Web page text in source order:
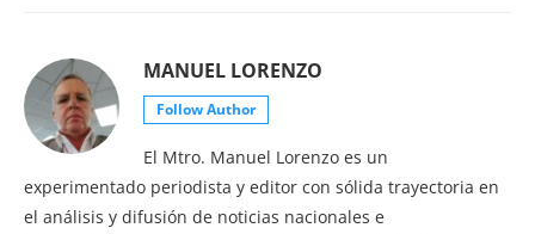
MANUEL LORENZO
Follow Author
El Mtro. Manuel Lorenzo es un
experimentado periodista y editor con sólida trayectoria en
el análisis y difusión de noticias nacionales e